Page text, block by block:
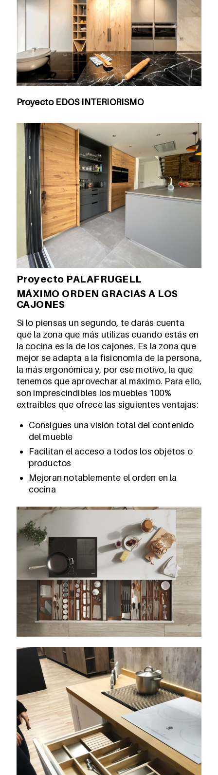
Proyecto EDOS INTERIORISMO
Proyecto PALAFRUGELL
MÁXIMO ORDEN GRACIAS A LOS
CAJONES
Si lo piensas un segundo, te darás cuenta
que la zona que más utilizas cuando estás en
la cocina es la de los cajones. Es la zona que
mejor se adapta a la fisionomía de la persona,
la más ergonómica y, por ese motivo, la que
tenemos que aprovechar al máximo. Para ello,
son imprescindibles los muebles 100%
extraíbles que ofrece las siguientes ventajas:
Consigues una visión total del contenido
del mueble
Facilitan el acceso a todos los objetos o
productos
Mejoran notablemente el orden en la
cocina